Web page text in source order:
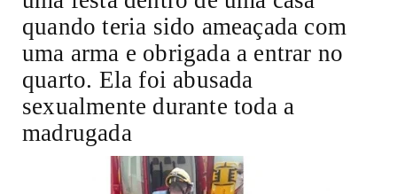
quando teria sido ameaçada com
uma arma e obrigada a entrar no
quarto. Ela foi abusada
sexualmente durante toda a
madrugada